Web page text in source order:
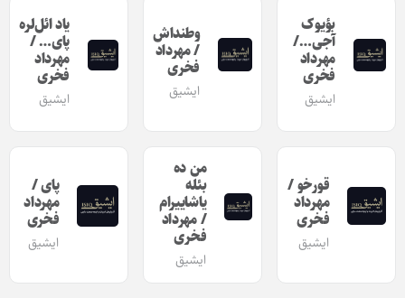
بؤیوک
آجی…/
مهرداد
فخری
ایشیق
وطنداش
/ مهرداد
فخری
ایشیق
یاد ائل‌لره
پای… /
مهرداد
فخری
ایشیق
قورخو /
مهرداد
فخری
ایشیق
من ده
بئله
یاشاییرام
/ مهرداد
فخری
ایشیق
پای /
مهرداد
فخری
ایشیق